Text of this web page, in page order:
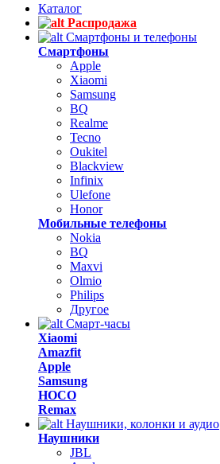
Каталог
Распродажа
Смартфоны и телефоны
Смартфоны
Apple
Xiaomi
Samsung
BQ
Realme
Tecno
Oukitel
Blackview
Infinix
Ulefone
Honor
Мобильные телефоны
Nokia
BQ
Maxvi
Olmio
Philips
Другое
Смарт-часы
Xiaomi
Amazfit
Apple
Samsung
HOCO
Remax
Наушники, колонки и аудио
Наушники
JBL